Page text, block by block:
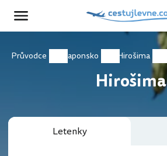
Průvodce Japonsko Hirošima
Hirošima
Letenky